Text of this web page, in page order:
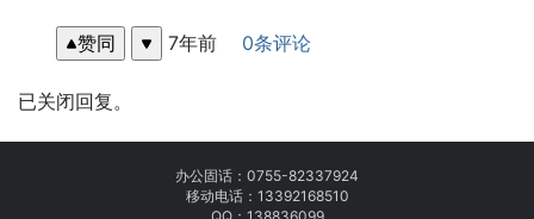
赞同 7年前 0条评论
已关闭回复。
办公固话： 0755-82337924
移动电话： 13392168510